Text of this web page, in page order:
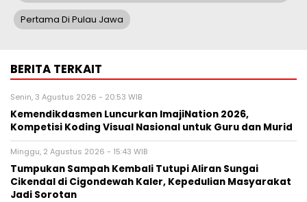
Pertama Di Pulau Jawa
BERITA TERKAIT
Senin, 3 Agustus 2026 - 20:53 WIB
Kemendikdasmen Luncurkan ImajiNation 2026,
Kompetisi Koding Visual Nasional untuk Guru dan Murid
Minggu, 2 Agustus 2026 - 15:43 WIB
Tumpukan Sampah Kembali Tutupi Aliran Sungai
Cikendal di Cigondewah Kaler, Kepedulian Masyarakat
Jadi Sorotan